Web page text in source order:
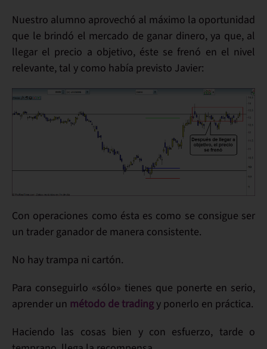
Nuestro alumno aprovechó al máximo la oportunidad
que le brindó el mercado de ganar dinero, ya que, al
llegar el precio a objetivo, éste se frenó en el nivel
relevante, tal y como había previsto Javier:
Con operaciones como ésta es como se consigue ser
un trader ganador de manera consistente.
No hay trampa ni cartón.
Para conseguirlo «sólo» tienes que ponerte en serio,
aprender un método de tradingy ponerlo en práctica.
Haciendo las cosas bien y con esfuerzo, tarde o